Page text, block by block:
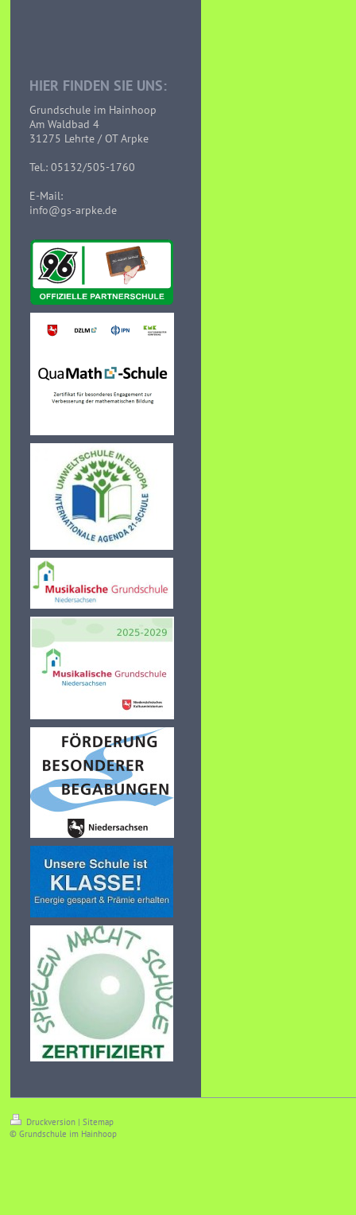
HIER FINDEN SIE UNS:
Grundschule im Hainhoop
Am Waldbad 4
31275 Lehrte / OT Arpke
Tel.: 05132/505-1760
E-Mail:
info@gs-arpke.de
Druckversion | Sitemap
© Grundschule im Hainhoop